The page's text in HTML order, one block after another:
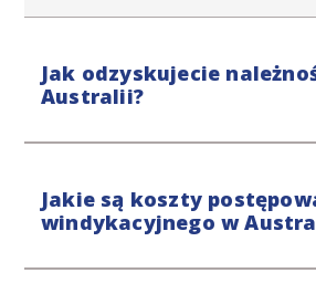
Jak odzyskujecie
Australii?
przedsądowego, unikając
windykacja polubowna nie
Jakie są koszty
windykacyjnego w